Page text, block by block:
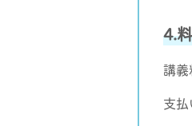
4.
講義
支